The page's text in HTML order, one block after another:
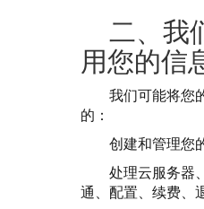
二、我
用您的信
我们可能将您
的：
创建和管理您
处理云服务器
通、配置、续费、